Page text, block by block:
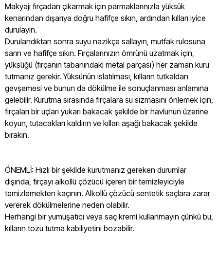
Makyajı fırçadan çıkarmak için parmaklarınızla yüksük
kenarından dışarıya doğru hafifçe sıkın, ardından kılları iyice
durulayın.
Durulandıktan sonra suyu nazikçe sallayın, mutfak rulosuna
sarın ve hafifçe sıkın. Fırçalarınızın ömrünü uzatmak için,
yüksüğü (fırçanın tabanındaki metal parçası) her zaman kuru
tutmanız gerekir. Yüksünün ıslatılması, kılların tutkaldan
gevşemesi ve bunun da dökülme ile sonuçlanması anlamına
gelebilir. Kurutma sırasında fırçalara su sızmasını önlemek için,
fırçaları bir uçları yukarı bakacak şekilde bir havlunun üzerine
koyun, tutacakları kaldırın ve kılları aşağı bakacak şekilde
bırakın.
ÖNEMLİ: Hızlı bir şekilde kurutmanız gereken durumlar
dışında, fırçayı alkollü çözücü içeren bir temizleyiciyle
temizlemekten kaçının. Alkollü çözücü sentetik saçlara zarar
vererek dökülmelerine neden olabilir.
Herhangi bir yumuşatıcı veya saç kremi kullanmayın çünkü bu,
kılların tozu tutma kabiliyetini bozabilir.